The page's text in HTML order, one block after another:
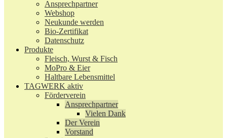
Ansprechpartner
Webshop
Neukunde werden
Bio-Zertifikat
Datenschutz
Produkte
Fleisch, Wurst & Fisch
MoPro & Eier
Haltbare Lebensmittel
TAGWERK aktiv
Förderverein
Ansprechpartner
Vielen Dank
Der Verein
Vorstand